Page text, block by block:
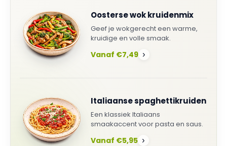
Oosterse wok kruidenmix
Geef je wokgerecht een warme,
kruidige en volle smaak.
Vanaf €7,49 ›
Italiaanse spaghettikruiden
Een klassiek Italiaans
smaakaccent voor pasta en saus.
Vanaf €5,95 ›